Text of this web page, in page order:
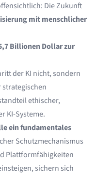
Die Zukunft
mit menschlicher
Billionen Dollar zur
der KI nicht, sondern
ethischer,
KI-Systeme.
ein fundamentales
Schutzmechanismus
Plattformfähigkeiten
sichern sich